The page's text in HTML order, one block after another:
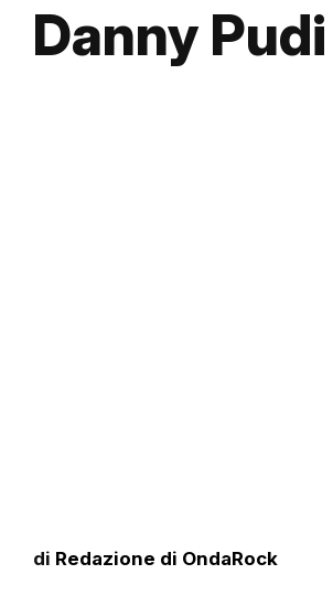
Danny Pudi
di Redazione di OndaRock